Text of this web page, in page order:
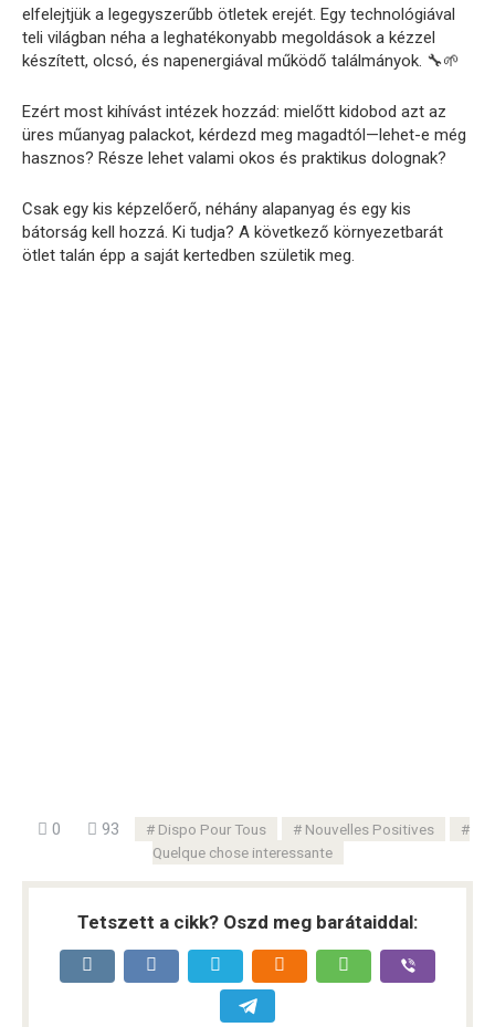
elfelejtjük a legegyszerűbb ötletek erejét. Egy technológiával
teli világban néha a leghatékonyabb megoldások a kézzel
készített, olcsó, és napenergiával működő találmányok. 🔧🌱
Ezért most kihívást intézek hozzád: mielőtt kidobod azt az
üres műanyag palackot, kérdezd meg magadtól—lehet-e még
hasznos? Része lehet valami okos és praktikus dolognak?
Csak egy kis képzelőerő, néhány alapanyag és egy kis
bátorság kell hozzá. Ki tudja? A következő környezetbarát
ötlet talán épp a saját kertedben születik meg.
0 93 Dispo Pour Tous
Nouvelles Positives
Quelque chose interessante
Tetszett a cikk? Oszd meg barátaiddal: